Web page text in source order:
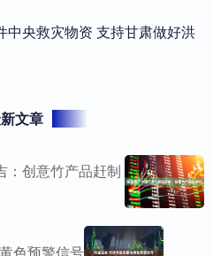
中央救灾物资 支持甘肃做好洪
文章
：创意竹产品赶制